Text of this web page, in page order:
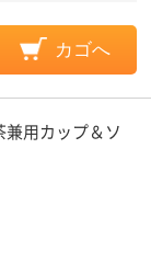
カゴへ
用カップ＆ソ